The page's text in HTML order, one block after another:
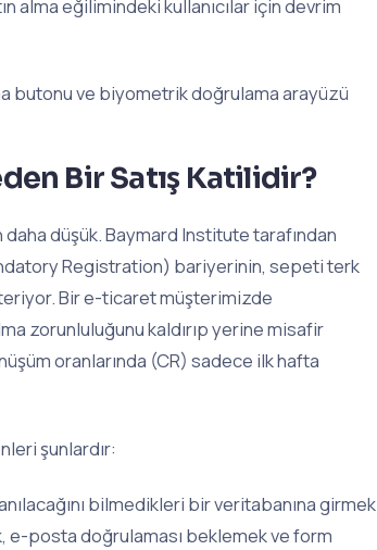
alma eğilimindeki kullanıcılar için devrim
butonu ve biyometrik doğrulama arayüzü
Bir Satış Katilidir?
düşük. Baymard Institute tarafından
Registration) bariyerinin, sepeti terk
Bir e-ticaret müşterimizde
zorunluluğunu kaldırıp yerine misafir
oranlarında (CR) sadece ilk hafta
şunlardır:
bilmedikleri bir veritabanına girmek
e-posta doğrulaması beklemek ve form